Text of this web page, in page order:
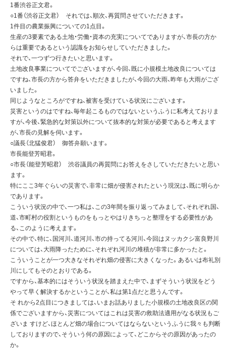
1番渋谷正文君。
○1番（渋谷正文君） それでは、順次、再質問させていただきます。
1件目の農業振興についての1点目。
生産の3要素である土地・労働・資本の充実についてでありますが、市長の方か
らは重要であるという認識をお知らせしていただきました。
それで、一つずつ行きたいと思います。
土地改良事業についてでございますが、今回、既に小規模土地改良については
ですね、市長の方から答弁をいただきましたが、今回の大雨、昨年も大雨がござ
いました。
同じようなところがですね、被害を受けている状況にございます。
災害というのはですね、毎年起こるものではないというふうに私考えておりま
すが、今後、緊急的な対策以外について抜本的な対策が必要であると考えます
が、市長の見解を伺います。
○議長（北猛俊君） 御答弁願います。
市長能登芳昭君。
○市長（能登芳昭君） 渋谷議員の再質問にお答えをさしていただきたいと思い
ます。
特にここ3年ぐらいの災害で、非常に畑が侵害されたという現況は、既に明らか
であります。
こういう状況の中で、一つ私は、この3年間を振り返ってみまして、それぞれ国、
道、市町村の役割というものをもっとやはりきちっと整理をする必要性があ
る、このように考えます。
その中で、特に、国河川、道河川、市の持ってる河川、今回はヌッカクシ富良野川
については、大雨降ったために、それぞれ河川の堆積が非常に多かったと。
こういうことが一つ大きなそれぞれ畑の侵害に大きくなった。あるいは布礼別
川にしてもそのとおりである。
ですから、基本的にはそういう状況を踏まえた中で、まずそういう状況をどう
やって早く解決するかということが、私は第1点だと思うんです。
そ れから2点目につきましては、いまお話ありました小規模の土地改良区の関
係でございますから、災害についてはこれは災害の救助法適用がなる状況もご
ざいま すけど、ほとんど畑の場合についてはならないというふうに我々も判断
しておりますので、そういう何の原因によって、どこからその原因があったの
か。